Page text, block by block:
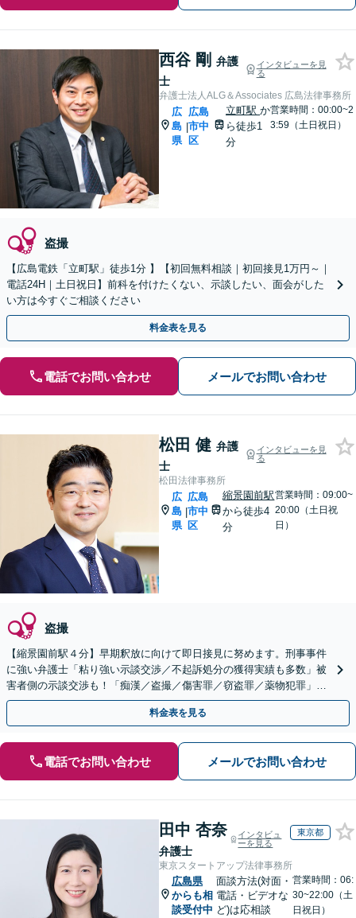
西谷 剛 弁護
士
インタビューを見
る
弁護士法人ALG＆Associates 広島法律事務所
広
島
県
|
広島
市中
区
立町駅か
ら徒歩1
分
営業時間：00:00~2
3:59（土日祝日）
盗撮
【広島電鉄「立町駅」徒歩1分 】【初回無料相談｜初回接見1万円～｜
電話24H｜土日祝日】前科を付けたくない、示談したい、面会がした
い方は今すぐご相談ください
料金表を見る
電話でお問い合わせ メールでお問い合わせ
松田 健 弁護
士
インタビューを見
る
松田法律事務所
広
島
県
|
広島
市中
区
縮景園前駅
から徒歩4
分
営業時間：09:00~
20:00（土日祝
日）
盗撮
【縮景園前駅４分】早期釈放に向けて即日接見に努めます。刑事事件
に強い弁護士「粘り強い示談交渉／不起訴処分の獲得実績も多数」被
害者側の示談交渉も！「痴漢／盗撮／傷害罪／窃盗罪／薬物犯罪」
【休日・夜間相談】【裁判員裁判の経験あり】
料金表を見る
電話でお問い合わせ メールでお問い合わせ
田中 杏奈
弁護士
インタビュ
ーを見る
東京都
東京スタートアップ法律事務所
広島県
からも相
談受付中
面談方法(対面・
電話・ビデオな
ど)は応相談
営業時間：06:
30~22:00（土
日祝日）